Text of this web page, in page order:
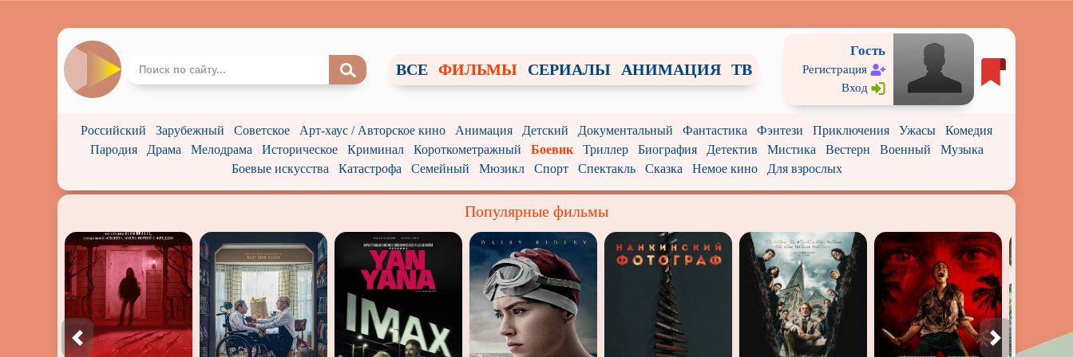
ВСЕ ФИЛЬМЫ СЕРИАЛЫ АНИМАЦИЯ ТВ
Гость
Регистрация
Вход
Российский Зарубежный Советское Арт-хаус / Авторское кино Анимация Детский Документальный Фантастика Фэнтези Приключения Ужасы
Комедия
Пародия
Драма Мелодрама Историческое Криминал Короткометражный Боевик Триллер Биография Детектив Мистика Вестерн Военный
Музыка
Боевые искусства
Катастрофа Семейный Мюзикл Спорт Спектакль Сказка Немое кино Для взрослых
Популярные фильмы